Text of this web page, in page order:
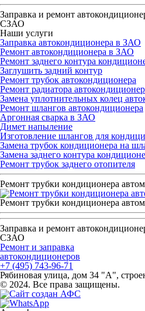
Заправка и ремонт
СЗАО
Наши услуги
Заправка автокондиционера в ЗАО
Ремонт автокондиционера в ЗАО
Ремонт заднего контура
Заглушить задний контур
Ремонт трубок автокондиционера
Ремонт радиатора
Замена уплотнительных колец
Ремонт шлангов автокондиционера
Аргонная сварка в ЗАО
Димет напыление
Изготовление шлангов для
Замена трубок кондиционера на
Замена заднего контура
Ремонт трубок заднего отопителя
Ремонт трубки кондиционера
Ремонт трубки кондиционера
Заправка и ремонт
СЗАО
Ремонт и заправка
автокондиционеров
+7 (495) 743-96-71
Рябиновая улица, дом 34 "А",
© 2024. Все права защищены.